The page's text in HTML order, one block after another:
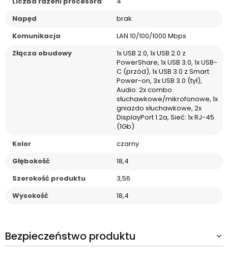
Napęd
brak
Komunikacja
LAN 10/100/1000 Mbps
Złącza obudowy
1x USB 2.0, 1x USB 2.0 z
PowerShare, 1x USB 3.0, 1x USB-
C (przód), 1x USB 3.0 z Smart
Power-on, 3x USB 3.0 (tył),
Audio: 2x combo
słuchawkowe/mikrofonowe, 1x
gniazdo słuchawkowe, 2x
DisplayPort 1.2a, Sieć: 1x RJ-45
(1Gb)
Kolor
czarny
Głębokość
18,4
Szerokość produktu
3,56
Wysokość
18,4
Bezpieczeństwo produktu